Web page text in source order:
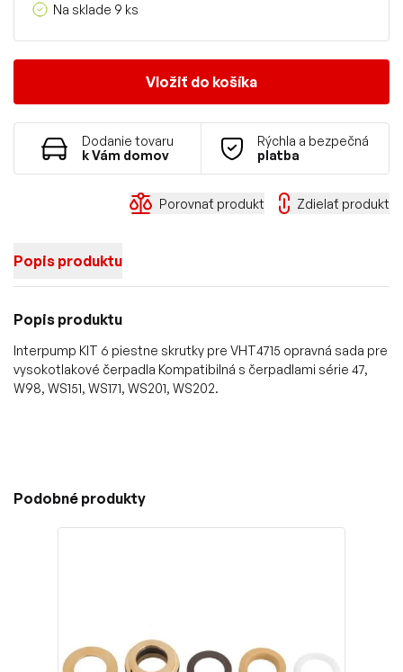
Na sklade 9 ks
Vložiť do košíka
Dodanie tovaru
k Vám domov
Rýchla a bezpečná
platba
Porovnať produkt Zdielať produkt
Popis produktu
Popis produktu
Interpump KIT 6 piestne skrutky pre VHT4715 opravná sada pre
vysokotlakové čerpadla Kompatibilná s čerpadlami série 47,
W98, WS151, WS171, WS201, WS202.
Podobné produkty